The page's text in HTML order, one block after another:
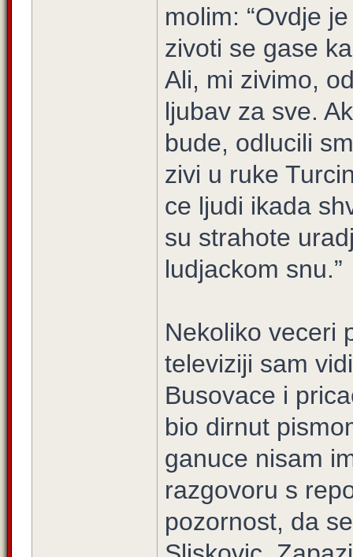
molim: “Ovdje
zivoti se gase
Ali, mi zivimo,
ljubav za sve.
bude, odlucili
zivi u ruke
ce ljudi ikada
su strahote
ludjackom snu.”
Nekoliko veceri
televiziji sam
Busovace i
bio dirnut
ganuce nisam
razgovoru s
pozornost, da